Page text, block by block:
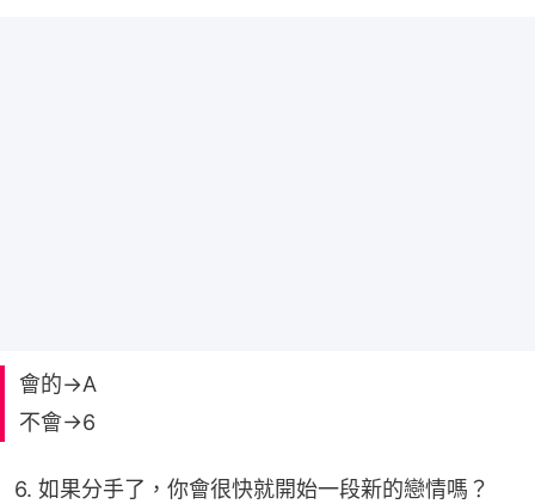
會的→A
不會→6
6. 如果分手了，你會很快就開始一段新的戀情嗎？